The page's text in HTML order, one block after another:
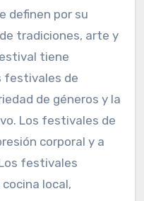
definen por su
tradiciones, arte y
tiene
festivales de
de géneros y la
Los festivales de
corporal y a
festivales
local,